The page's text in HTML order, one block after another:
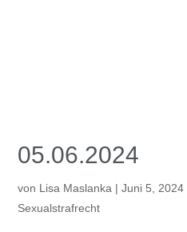
05.06.2024
von Lisa Maslanka |Juni 5, 2024
Sexualstrafrecht